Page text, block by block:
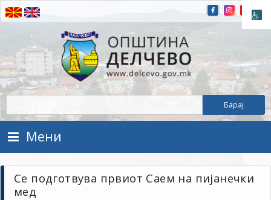
Прескокнете на содржината
Општина Делчево
Општина Делчево
Мени
Се подготвува првиот Саем на пијанечки
мед